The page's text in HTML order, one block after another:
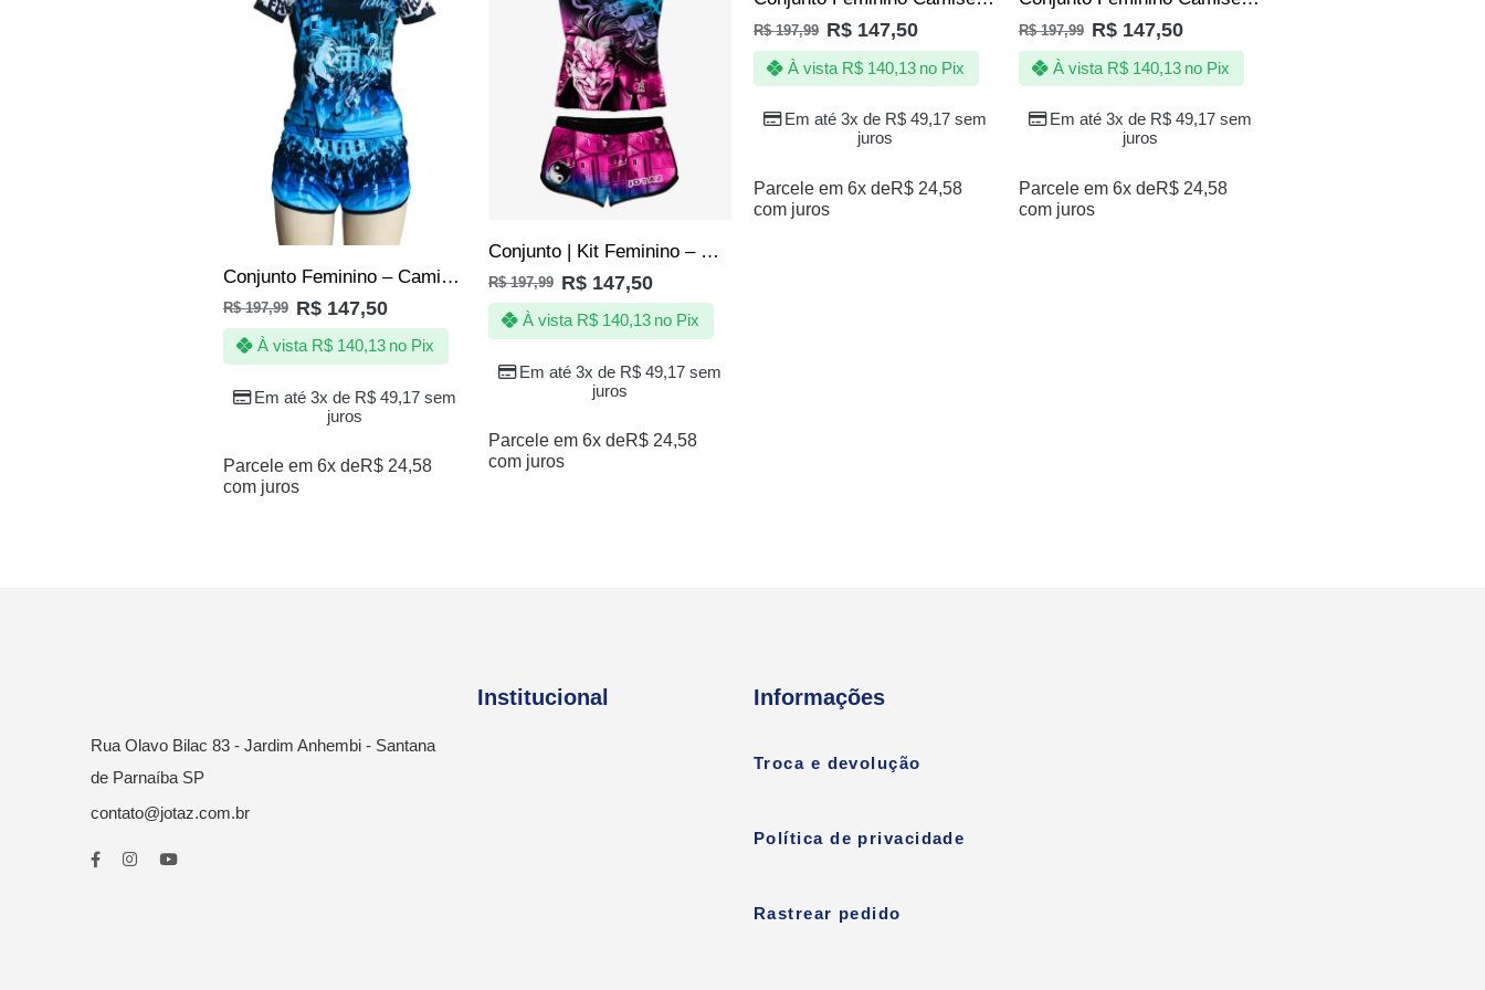
Conjunto Feminino – Camiseta/Short Baile de Munique
R$197,99 R$ 147,50
Em até 3x de R$ 49,17 sem
juros
À vista R$140,13 no Pix
Parcele em 6x deR$ 24,58
com juros
Conjunto | Kit Feminino – Coringa de Quebrada – Favela vive
R$197,99 R$ 147,50
Em até 3x de R$ 49,17 sem
juros
À vista R$140,13 no Pix
Parcele em 6x deR$ 24,58
com juros
R$197,99 R$ 147,50
Em até 3x de R$ 49,17 sem
juros
À vista R$140,13 no Pix
Parcele em 6x deR$ 24,58
com juros
R$197,99 R$ 147,50
Em até 3x de R$ 49,17 sem
juros
À vista R$140,13 no Pix
Parcele em 6x deR$ 24,58
com juros
Rua Olavo Bilac 83 - Jardim Anhembi - Santana
de Parnaíba SP
contato@jotaz.com.br
Institucional Informações
Troca e devolução
Política de privacidade
Rastrear pedido